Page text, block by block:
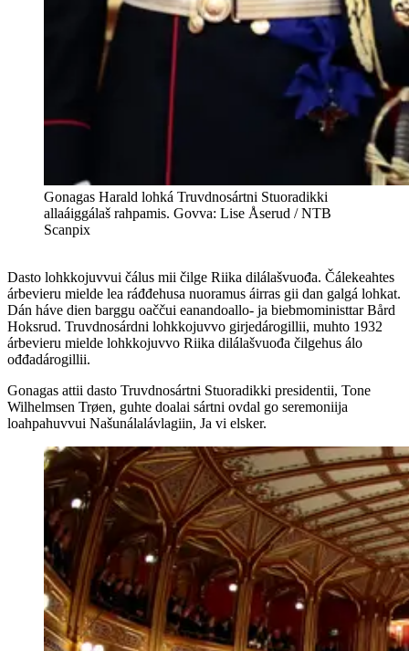
Gonagas Harald lohká Truvdnosártni Stuoradikki
allaáiggálaš rahpamis. Govva: Lise Åserud / NTB
Scanpix
Dasto lohkkojuvvui čálus mii čilge Riika dilálašvuođa. Čálekeahtes
árbevieru mielde lea ráđđehusa nuoramus áirras gii dan galgá lohkat.
Dán háve dien barggu oaččui eanandoallo- ja biebmoministtar Bård
Hoksrud. Truvdnosárdni lohkkojuvvo girjedárogillii, muhto 1932
árbevieru mielde lohkkojuvvo Riika dilálašvuođa čilgehus álo
ođđadárogillii.
Gonagas attii dasto Truvdnosártni Stuoradikki presidentii, Tone
Wilhelmsen Trøen, guhte doalai sártni ovdal go seremoniija
loahpahuvvui Našunálalávlagiin, Ja vi elsker.